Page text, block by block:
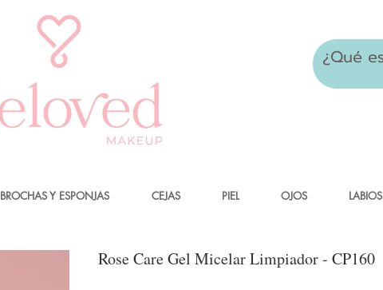
BROCHAS Y ESPONJAS CEJAS PIEL OJOS LABIOS
Rose Care Gel Micelar Limpiador - CP160